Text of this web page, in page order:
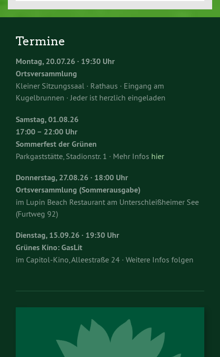
Termine
Montag, 20.07.26 · 19:30 Uhr
Ortsversammlung
Kleiner Sitzungssaal · Rathaus · Eingang am
Kugelbrunnen · Jeder ist herzlich eingeladen
Samstag, 01.08.26
17:00 – 22:00 Uhr
Sommerfest der Grünen
Parkgaststätte, Stadionstr. 1 · Mehr Infos hier
Donnerstag, 27.08.26 · 18:00 Uhr
Ortsversammlung (Sommerausgabe)
im Lupin Beach Restaurant am Unterschleißheimer See
(Furtweg 92)
Dienstag, 15.09.26 · 19:30 Uhr
Grünes Kino: GasLit
im Capitol-Kino, Alleestraße 24 · Weitere Infos folgen